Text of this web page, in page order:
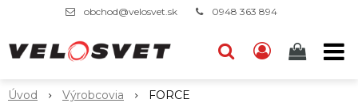
obchod@velosvet.sk 0948 363 894
Úvod Výrobcovia FORCE